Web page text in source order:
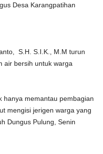
Desa Karangpatihan
S.H. S.I.K., M.M turun
air bersih untuk warga
hanya memantau pembagian
mengisi jerigen warga yang
Dungus Pulung, Senin